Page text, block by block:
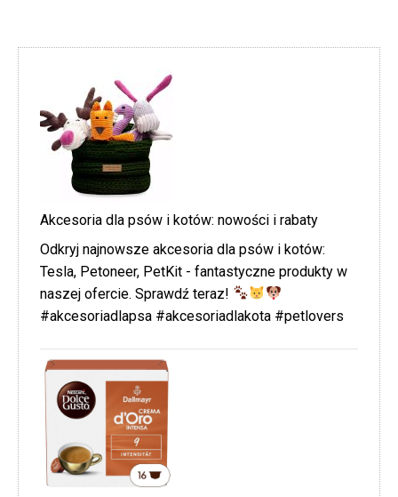
Akcesoria dla psów i kotów: nowości i rabaty
Odkryj najnowsze akcesoria dla psów i kotów:
Tesla, Petoneer, PetKit - fantastyczne produkty w
naszej ofercie. Sprawdź teraz!
#akcesoriadlapsa #akcesoriadlakota #petlovers